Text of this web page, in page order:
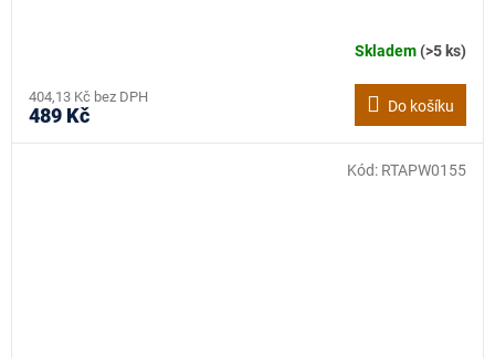
Skladem(>5 ks)
404,13 Kč bez DPH
489 Kč Do košíku
Kód: RTAPW0155